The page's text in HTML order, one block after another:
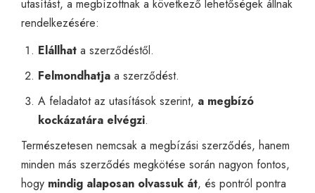
utasítást, a megbízottnak a következő lehetőségek állnak
rendelkezésére:
Elállhata szerződéstől.
Felmondhatjaa szerződést.
A feladatot az utasítások szerint, a megbízó
kockázatára elvégzi.
Természetesen nemcsak a megbízási szerződés, hanem
minden más szerződés megkötése során nagyon fontos,
hogy mindig alaposan olvassuk át, és pontról pontra